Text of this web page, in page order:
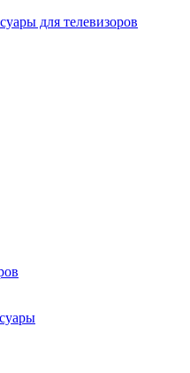
для телевизоров